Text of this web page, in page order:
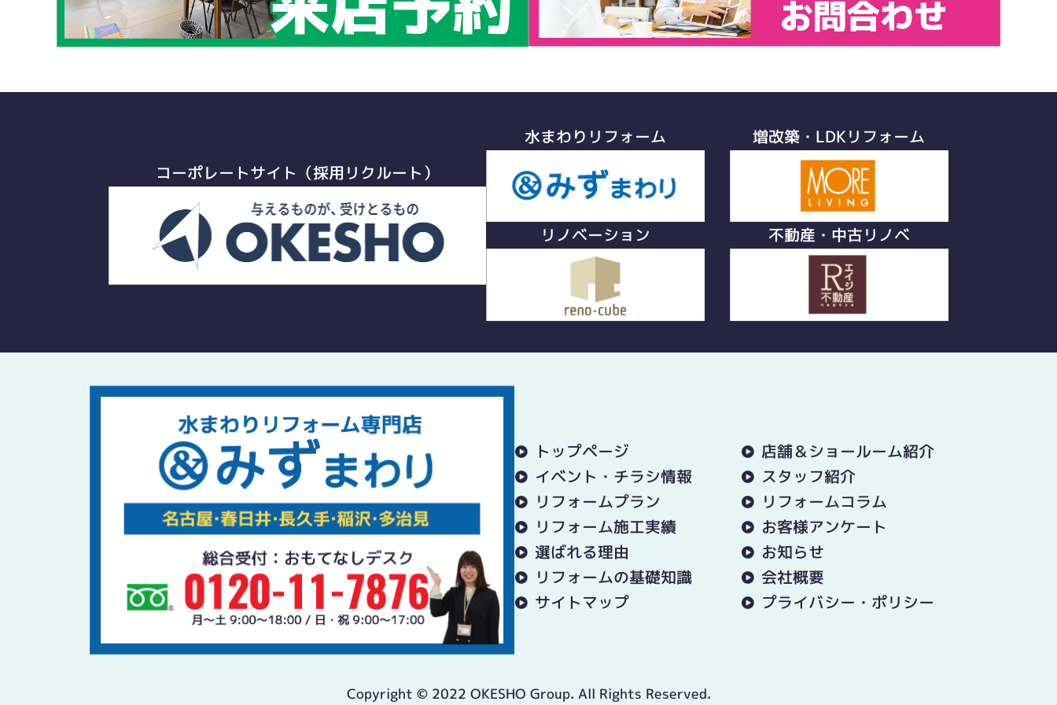
コーポレートサイト（採用リクルート）
水まわりリフォーム 増改築・LDKリフォーム
リノベーション 不動産・中古リノベ
トップページ
店舗＆ショールーム紹介
イベント・チラシ情報
スタッフ紹介
リフォームプラン
リフォームコラム
リフォーム施工実績
お客様アンケート
選ばれる理由
お知らせ
リフォームの基礎知識
会社概要
サイトマップ
プライバシー・ポリシー
Copyright © 2022 OKESHO Group. All Rights Reserved.